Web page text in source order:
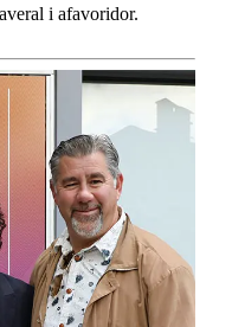
i afavoridor.